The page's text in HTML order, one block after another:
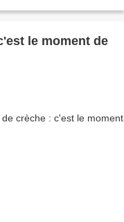
le moment de